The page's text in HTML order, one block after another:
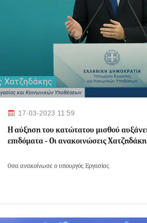
17-03-2023 11:59
Η αύξηση του κατώτατου μισθού
επιδόματα - Οι ανακοινώσεις Χατζηδάκη
Όσα ανακοίνωσε ο υπουργός Εργασίας